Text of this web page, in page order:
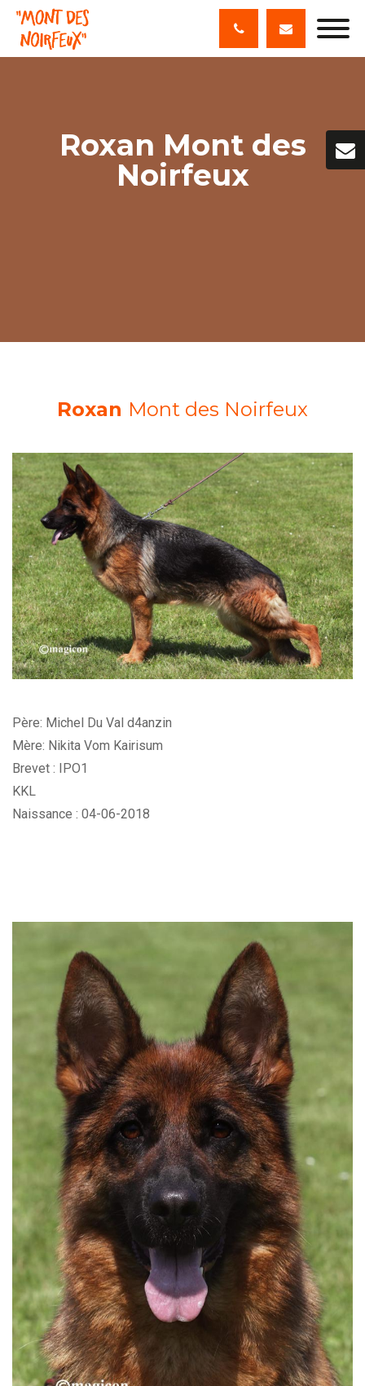
Roxan Mont des
Noirfeux
Roxan Mont des Noirfeux
Père: Michel Du Val d4anzin
Mère: Nikita Vom Kairisum
Brevet : IPO1
KKL
Naissance : 04-06-2018